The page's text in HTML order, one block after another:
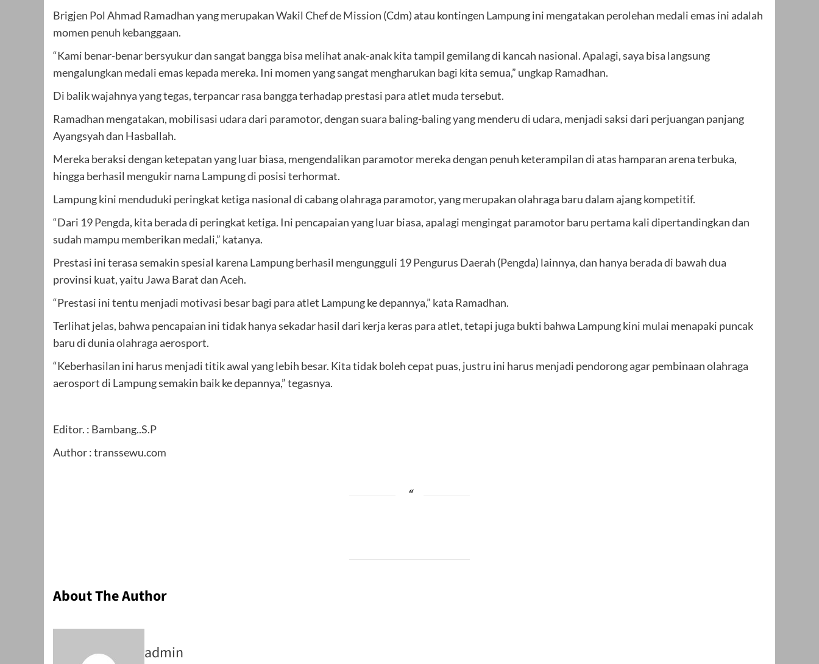
Brigjen Pol Ahmad Ramadhan yang merupakan Wakil Chef de Mission (Cdm) atau kontingen Lampung ini mengatakan perolehan medali emas ini adalah
momen penuh kebanggaan.
“Kami benar-benar bersyukur dan sangat bangga bisa melihat anak-anak kita tampil gemilang di kancah nasional. Apalagi, saya bisa langsung
mengalungkan medali emas kepada mereka. Ini momen yang sangat mengharukan bagi kita semua,” ungkap Ramadhan.
Di balik wajahnya yang tegas, terpancar rasa bangga terhadap prestasi para atlet muda tersebut.
Ramadhan mengatakan, mobilisasi udara dari paramotor, dengan suara baling-baling yang menderu di udara, menjadi saksi dari perjuangan panjang
Ayangsyah dan Hasballah.
Mereka beraksi dengan ketepatan yang luar biasa, mengendalikan paramotor mereka dengan penuh keterampilan di atas hamparan arena terbuka,
hingga berhasil mengukir nama Lampung di posisi terhormat.
Lampung kini menduduki peringkat ketiga nasional di cabang olahraga paramotor, yang merupakan olahraga baru dalam ajang kompetitif.
“Dari 19 Pengda, kita berada di peringkat ketiga. Ini pencapaian yang luar biasa, apalagi mengingat paramotor baru pertama kali dipertandingkan dan
sudah mampu memberikan medali,” katanya.
Prestasi ini terasa semakin spesial karena Lampung berhasil mengungguli 19 Pengurus Daerah (Pengda) lainnya, dan hanya berada di bawah dua
provinsi kuat, yaitu Jawa Barat dan Aceh.
“Prestasi ini tentu menjadi motivasi besar bagi para atlet Lampung ke depannya,” kata Ramadhan.
Terlihat jelas, bahwa pencapaian ini tidak hanya sekadar hasil dari kerja keras para atlet, tetapi juga bukti bahwa Lampung kini mulai menapaki puncak
baru di dunia olahraga aerosport.
“Keberhasilan ini harus menjadi titik awal yang lebih besar. Kita tidak boleh cepat puas, justru ini harus menjadi pendorong agar pembinaan olahraga
aerosport di Lampung semakin baik ke depannya,” tegasnya.
Editor. : Bambang..S.P
Author : transsewu.com
About The Author
admin